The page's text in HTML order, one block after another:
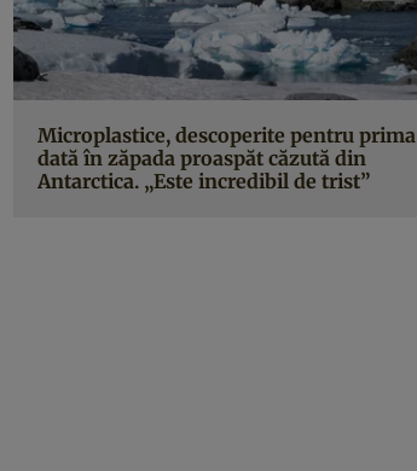
Microplastice, descoperite pentru prima
dată în zăpada proaspăt căzută din
Antarctica. „Este incredibil de trist”